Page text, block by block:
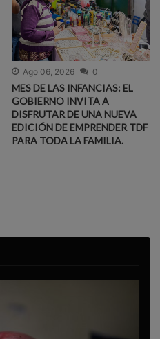
Ago 06, 2026 0
MES DE LAS INFANCIAS: EL
GOBIERNO INVITA A
DISFRUTAR DE UNA NUEVA
EDICIÓN DE EMPRENDER TDF
PARA TODA LA FAMILIA.